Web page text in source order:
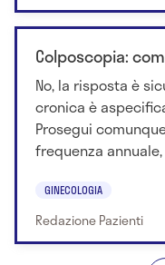
Colposcopia:
No, la risposta è
cronica è
Prosegui
frequenza
GINECOLOGIA
Redazione Pazienti